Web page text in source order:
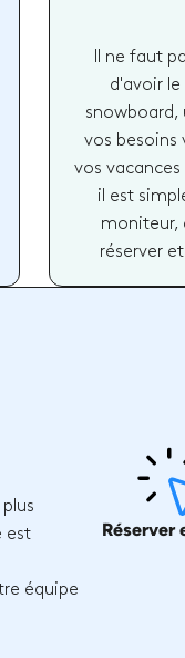
Il ne faut
d'avoir
snowboard,
vos besoins
vos
il est
moniteur,
réserver
est
équipe
Réserver